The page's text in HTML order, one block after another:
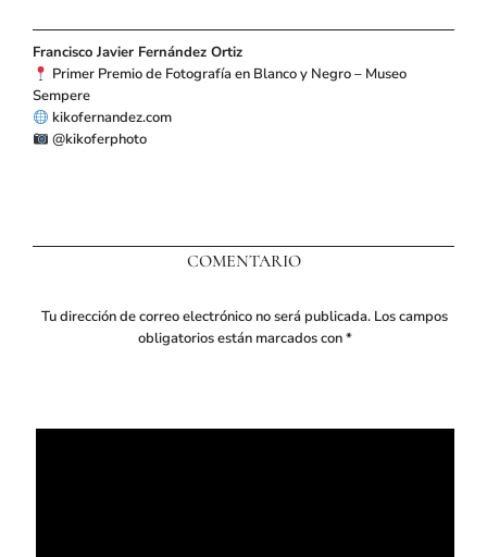
Francisco Javier Fernández Ortiz
Primer Premio de Fotografía en Blanco y Negro – Museo
Sempere
kikofernandez.com
@kikoferphoto
COMENTARIO
Tu dirección de correo electrónico no será publicada. Los campos
obligatorios están marcados con*